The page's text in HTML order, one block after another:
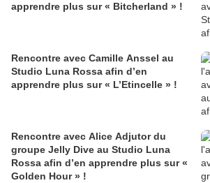
apprendre plus sur « Bitcherland » !
Rencontre avec Camille Anssel au
Studio Luna Rossa afin d’en
apprendre plus sur « L’Etincelle » !
Rencontre avec Alice Adjutor du
groupe Jelly Dive au Studio Luna
Rossa afin d’en apprendre plus sur «
Golden Hour » !